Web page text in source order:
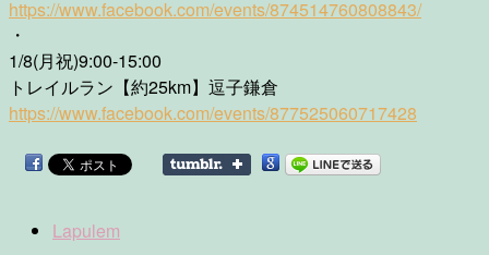
https://www.facebook.com/events/874514760808843/
・
1/8(月祝)9:00-15:00
トレイルラン【約25km】逗子鎌倉
https://www.facebook.com/events/877525060717428
Lapulem